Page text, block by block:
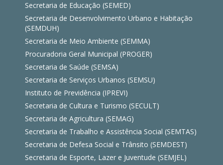
Secretaria de Educação (SEMED)
Secretaria de Desenvolvimento Urbano e Habitação
(SEMDUH)
Secretaria de Meio Ambiente (SEMMA)
Procuradoria Geral Municipal (PROGER)
Secretaria de Saúde (SEMSA)
Secretaria de Serviços Urbanos (SEMSU)
Instituto de Previdência (IPREVI)
Secretaria de Cultura e Turismo (SECULT)
Secretaria de Agricultura (SEMAG)
Secretaria de Trabalho e Assistência Social (SEMTAS)
Secretaria de Defesa Social e Trânsito (SEMDEST)
Secretaria de Esporte, Lazer e Juventude (SEMJEL)